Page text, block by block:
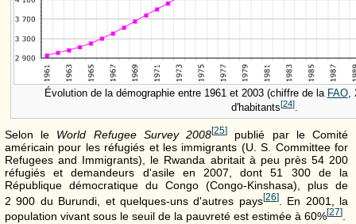
Évolution de la démographie entre 1961 et 2003 (chiffre de la FAO,
d'habitants[24].
Selon le World Refugee Survey 2008[25] publié par le Comité
américain pour les réfugiés et les immigrants (U. S. Committee for
Refugees and Immigrants), le Rwanda abritait à peu près 54 200
réfugiés et demandeurs d'asile en 2007, dont 51 300 de la
République démocratique du Congo (Congo-Kinshasa), plus de
2 900 du Burundi, et quelques-uns d'autres pays[26]. En 2001, la
population vivant sous le seuil de la pauvreté est estimée à 60%[27]